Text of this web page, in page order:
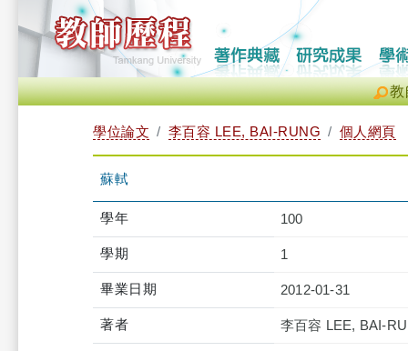
教
學位論文 李百容 LEE, BAI-RUNG 個人網頁
蘇軾
學年 100
學期 1
畢業日期 2012-01-31
著者 李百容 LEE, BAI-